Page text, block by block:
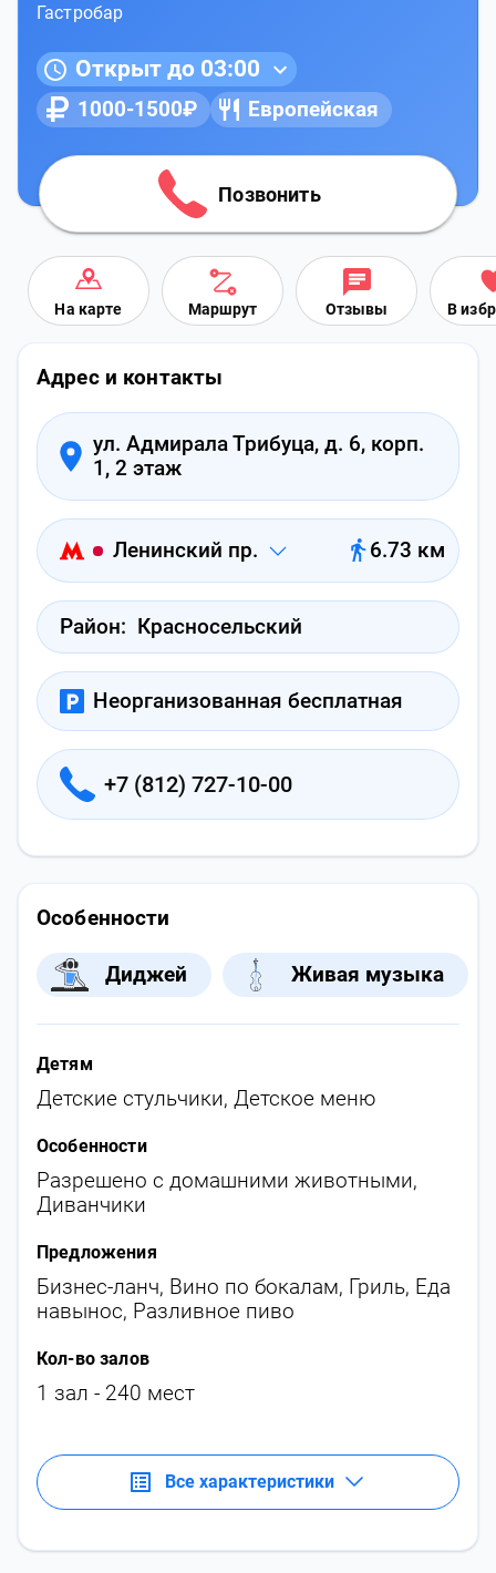
Гастробар
Открыт до 03:00
1000-1500₽ Европейская
Позвонить
На карте Маршрут Отзывы В
Адрес и контакты
ул. Адмирала Трибуца, д. 6, корп.
1, 2 этаж
Ленинский пр. 6.73 км
Район: Красносельский
Неорганизованная бесплатная
+7 (812) 727-10-00
Особенности
Диджей Живая музыка
Детям
Детские стульчики, Детское меню
Особенности
Разрешено с домашними животными,
Диванчики
Предложения
Бизнес-ланч, Вино по бокалам, Гриль, Еда
навынос, Разливное пиво
Кол-во залов
1 зал - 240 мест
Все характеристики